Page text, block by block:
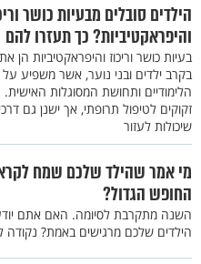
הילדים סובלים מבעיות כושר
והיפראקטיביות? כך תעזרו להם
בעיות כושר וריכוז והיפראקטיביות הן
בקרב ילדים ובני נוער, אשר משפיע
הלימודיים ותחושת המסוגלות
זקוקים לטיפול תרופתי, אך ישנן גם
שיכולות לעזור
מי אמר שהילד שלכם שמח
החופש הגדול?
השנה מתקרבת לסיומה. האם אתם
הילדים שלכם מרגישים באמת?